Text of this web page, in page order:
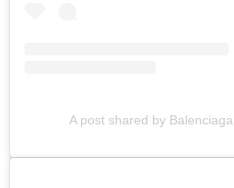
A post shared by Balenciaga